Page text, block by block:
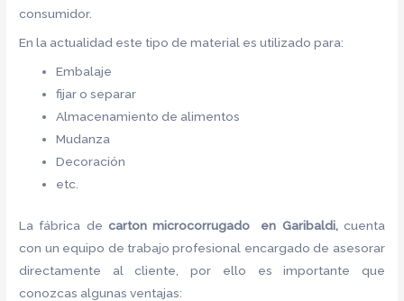
consumidor.
En la actualidad este tipo de material es utilizado para:
Embalaje
fijar o separar
Almacenamiento de alimentos
Mudanza
Decoración
etc.
La fábrica de carton microcorrugado en Garibaldi, cuenta
con un equipo de trabajo profesional encargado de asesorar
directamente al cliente, por ello es importante que
conozcas algunas ventajas: